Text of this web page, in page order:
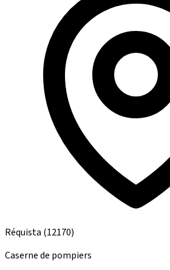
Réquista (12170)
Caserne de pompiers